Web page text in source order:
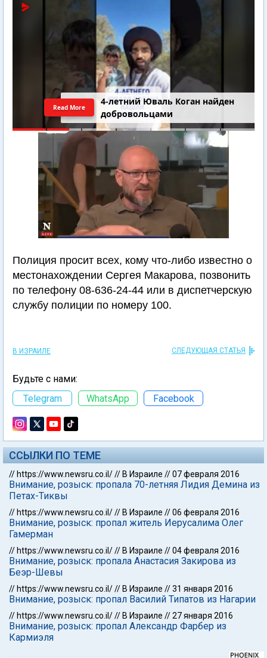
4-летний Юваль Коган найден
добровольцами
Read More
Полиция просит всех, кому что-либо известно о
местонахождении Сергея Макарова, позвонить
по телефону 08-636-24-44 или в диспетчерскую
службу полиции по номеру 100.
В ИЗРАИЛЕ СЛЕДУЮЩАЯ СТАТЬЯ
Будьте с нами:
Telegram
WhatsApp Facebook
ССЫЛКИ ПО ТЕМЕ
// https://www.newsru.co.il/// В Израиле //07 февраля 2016
Внимание, розыск: пропала 70-летняя Лидия Демина из
Петах-Тиквы
// https://www.newsru.co.il/// В Израиле //06 февраля 2016
Внимание, розыск: пропал житель Иерусалима Олег
Гамерман
// https://www.newsru.co.il/// В Израиле //04 февраля 2016
Внимание, розыск: пропала Анастасия Закирова из
Беэр-Шевы
// https://www.newsru.co.il/// В Израиле //31 января 2016
Внимание, розыск: пропал Василий Типатов из Нагарии
// https://www.newsru.co.il/// В Израиле //27 января 2016
Внимание, розыск: пропал Александр Фарбер из
Кармиэля